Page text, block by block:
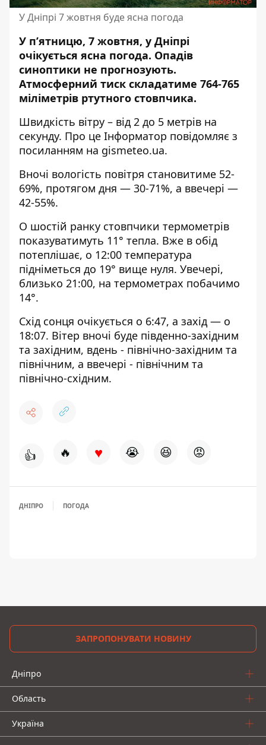
У Дніпрі 7 жовтня буде ясна погода
У п’ятницю, 7 жовтня, у Дніпрі
очікується ясна погода. Опадів
синоптики не прогнозують.
Атмосферний тиск складатиме 764-765
міліметрів ртутного стовпчика.
Швидкість вітру – від 2 до 5 метрів на
секунду. Про це Інформатор повідомляє з
посиланням на gismeteo.ua.
Вночі вологість повітря становитиме 52-
69%, протягом дня — 30-71%, а ввечері —
42-55%.
О шостій ранку стовпчики термометрів
показуватимуть 11° тепла. Вже в обід
потеплішає, о 12:00 температура
підніметься до 19° вище нуля. Увечері,
близько 21:00, на термометрах побачимо
14°.
Схід сонця очікується о 6:47, а захід — о
18:07. Вітер вночі буде південно-західним
та західним, вдень - північно-західним та
північним, а ввечері - північним та
північно-східним.
👍 🔥 ♥ 😭 😆 😡
ДНІПРО ПОГОДА
ЗАПРОПОНУВАТИ НОВИНУ
Дніпро
Область
Україна